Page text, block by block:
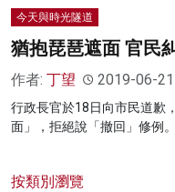
今天與時光隧道
猶抱琵琶遮面 官民
作者: 丁望 2019-06-21
行政長官於18日向市民道歉
面」，拒絕說「撤回」修例
按類別瀏覽